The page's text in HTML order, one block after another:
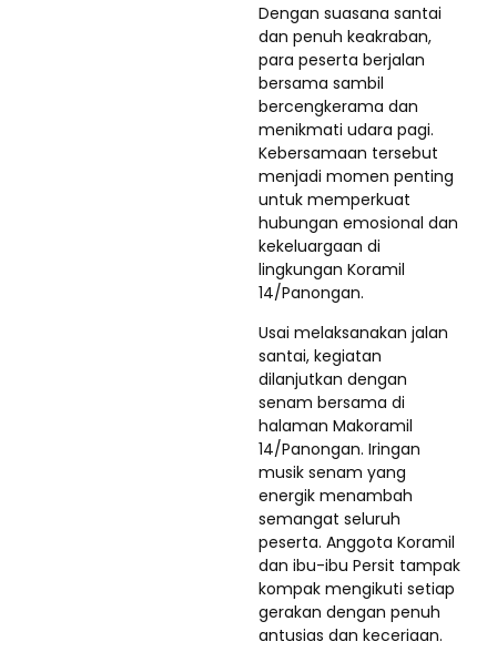
Dengan suasana santai
dan penuh keakraban,
para peserta berjalan
bersama sambil
bercengkerama dan
menikmati udara pagi.
Kebersamaan tersebut
menjadi momen penting
untuk memperkuat
hubungan emosional dan
kekeluargaan di
lingkungan Koramil
14/Panongan.
Usai melaksanakan jalan
santai, kegiatan
dilanjutkan dengan
senam bersama di
halaman Makoramil
14/Panongan. Iringan
musik senam yang
energik menambah
semangat seluruh
peserta. Anggota Koramil
dan ibu-ibu Persit tampak
kompak mengikuti setiap
gerakan dengan penuh
antusias dan keceriaan.